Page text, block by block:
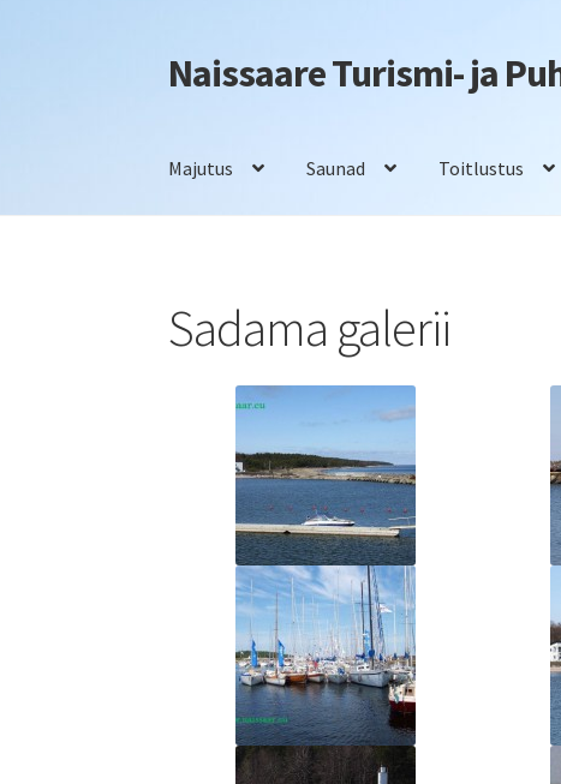
Liigu
navigeerimisele
Liigu
sisu
Naissaare Turismi- ja
Majutus Saunad Toitlustus
Sadama galerii